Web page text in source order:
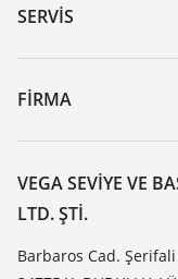
Seri numarası girerek
DTM Collection/
SERVIS
Cihazının geri
Seminerler
Dirençlilik listesi
Dielektrisite listesi
TeamViewer
FIRMA
VEGA hakkında
Iletisim
Haber makaleleri
Basin
VEGA SEVIYE VE
LTD. ŞTI.
Barbaros Cad.